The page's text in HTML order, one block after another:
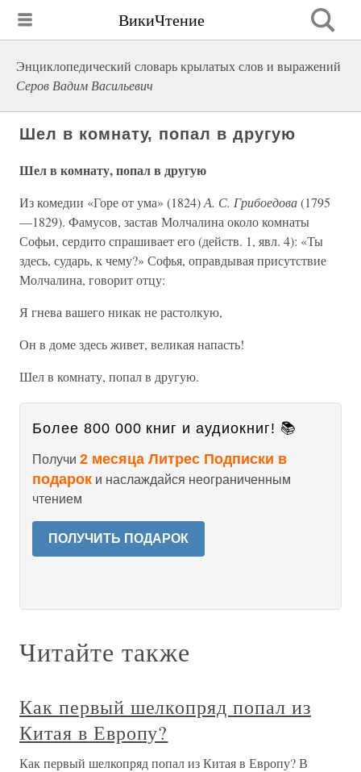
ВикиЧтение
Энциклопедический словарь крылатых слов и выражений
Серов Вадим Васильевич
Шел в комнату, попал в другую
Шел в комнату, попал в другую
Из комедии «Горе от ума» (1824)А. С. Грибоедова(1795
—1829). Фамусов, застав Молчалина около комнаты
Софьи, сердито спрашивает его (действ. 1, явл. 4): «Ты
здесь, сударь, к чему?» Софья, оправдывая присутствие
Молчалина, говорит отцу:
Я гнева вашего никак не растолкую,
Он в доме здесь живет, великая напасть!
Шел в комнату, попал в другую.
Более 800 000 книг и аудиокниг! 📚
Получи 2 месяца Литрес Подписки в
подарок и наслаждайся неограниченным
чтением
ПОЛУЧИТЬ ПОДАРОК
Читайте также
Как первый шелкопряд попал из
Китая в Европу?
Как первый шелкопряд попал из Китая в Европу? В